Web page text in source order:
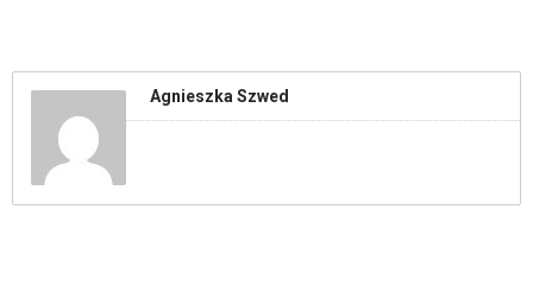
Agnieszka Szwed